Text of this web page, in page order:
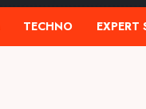
TECHNO EXPERT